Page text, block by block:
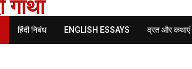
गाथा
हिंदी निबंध ENGLISH ESSAYS व्रत और कथाएं